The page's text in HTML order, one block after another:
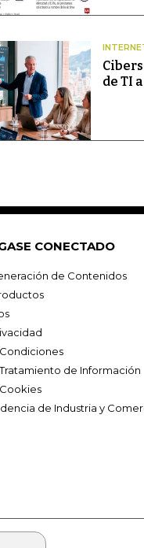
de TI
CONECTADO
de Contenidos
de Información
de Industria y